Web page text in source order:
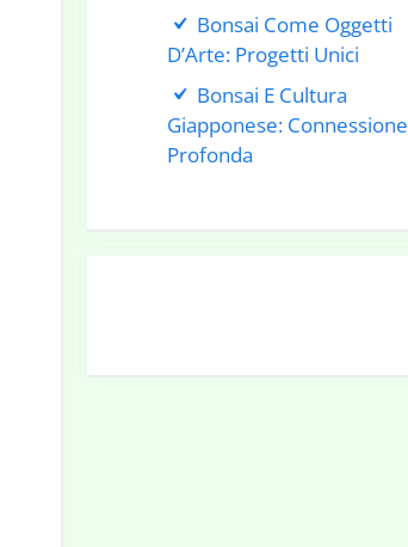
Bonsai Come Oggetti
D’Arte: Progetti Unici
Bonsai E Cultura
Giapponese: Connessione
Profonda